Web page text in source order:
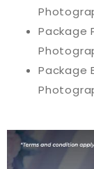
Package
Package